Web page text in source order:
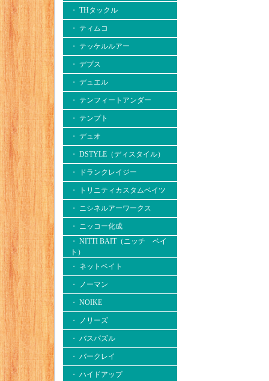
・ THタックル
・ ティムコ
・ テッケルルアー
・ デプス
・ デュエル
・ テンフィートアンダー
・ テンプト
・ デュオ
・ DSTYLE（ディスタイル）
・ ドランクレイジー
・ トリニティカスタムベイツ
・ ニシネルアーワークス
・ ニッコー化成
・ NITTI BAIT（ニッチ ベイ
ト）
・ ネットベイト
・ ノーマン
・ NOIKE
・ ノリーズ
・ バスパズル
・ バークレイ
・ ハイドアップ